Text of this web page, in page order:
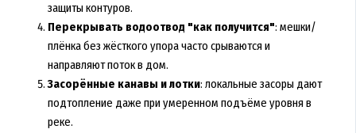
защиты контуров.
Перекрывать водоотвод "как получится": мешки/
плёнка без жёсткого упора часто срываются и
направляют поток в дом.
Засорённые канавы и лотки: локальные засоры дают
подтопление даже при умеренном подъёме уровня в
реке.